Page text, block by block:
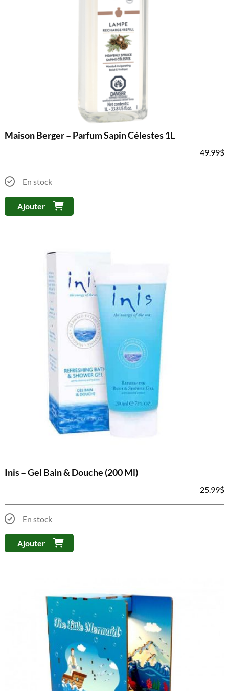
Maison Berger – Parfum Sapin Célestes 1L
49.99$
En stock
Ajouter
Inis – Gel Bain & Douche (200 Ml)
25.99$
En stock
Ajouter